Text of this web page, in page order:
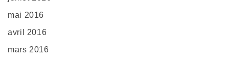
mai 2016
avril 2016
mars 2016